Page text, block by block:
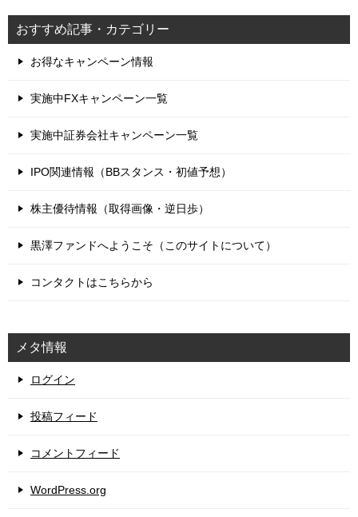
おすすめ記事・カテゴリー
お得なキャンペーン情報
実施中FXキャンペーン一覧
実施中証券会社キャンペーン一覧
IPO関連情報（BBスタンス・初値予想）
株主優待情報（取得画像・逆日歩）
黒澤ファンドへようこそ（このサイトについて）
コンタクトはこちらから
メタ情報
ログイン
投稿フィード
コメントフィード
WordPress.org